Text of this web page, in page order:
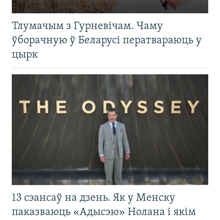
Тлумачым з Гурневічам. Чаму
ўборачную ў Беларусі ператвараюць у
цырк
13 сэансаў на дзень. Як у Менску
паказваюць «Адысэю» Нолана і якім